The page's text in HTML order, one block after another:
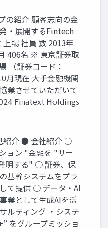
の紹介 顧客志向の金
・展開するFintech
上場 社員 数 2013年
406名 ※ 東京証券取
（証券コード：
月現在 大手金融機関
業させていただいて
Finatext Holdings
紹介 ● 会社紹介 ○
ョン "金融を "サー
明する" ○ 証券、保
基幹システムをプラ
て提供 ○ データ・AI
業として生成AIを活
ルティング ・システ
をグループミッショ